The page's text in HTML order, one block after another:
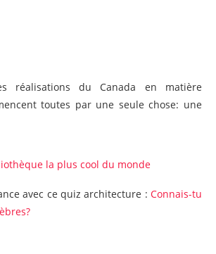
réalisations du Canada en matière
toutes par une seule chose: une
la plus cool du monde
avec ce quiz architecture : Connais-tu